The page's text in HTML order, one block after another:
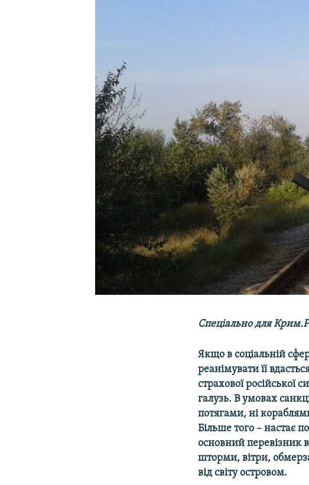
Спеціально для
Якщо в соціальній
реанімувати її
страхової російської
галузь. В умовах
потягами, ні
Більше того – настає
основний перевізник
шторми, вітри,
від світу островом.